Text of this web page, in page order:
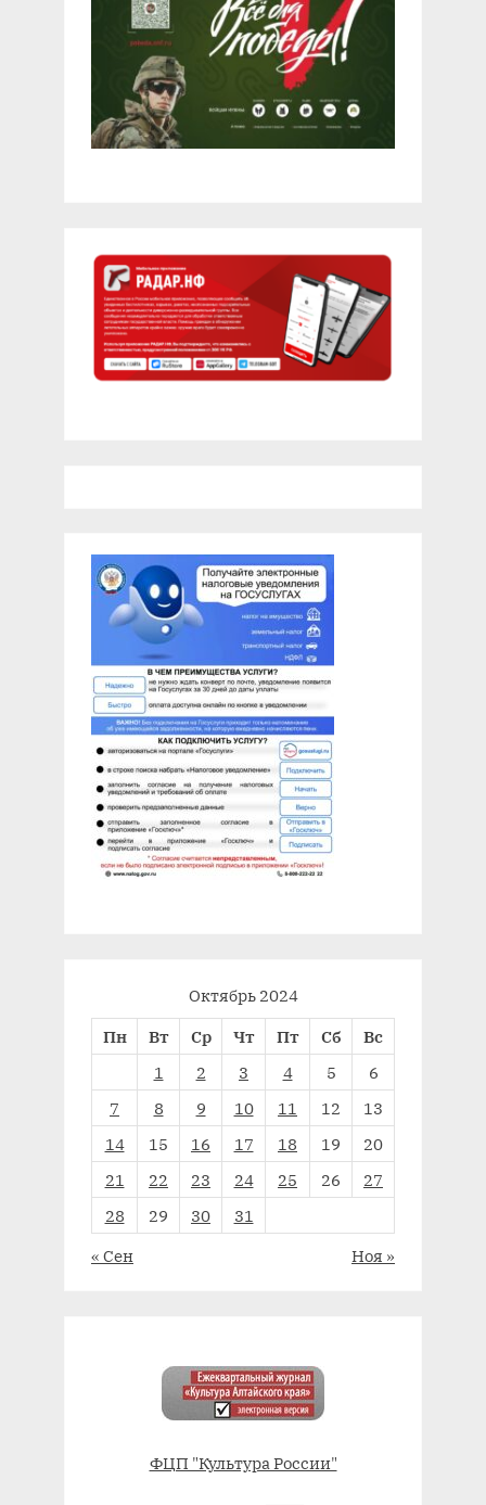
Октябрь 2024
Пн
Вт Ср Чт Пт Сб
Вс
1
2 3 4 5
6
7
8 9 10 11 12
13
14
15 16 17 18 19
20
21
22 23 24 25 26
27
28
29 30
31
« Сен
Ноя »
ФЦП "Культура России"